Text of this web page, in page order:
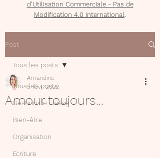
d'Utilisation Commerciale - Pas de
Modification 4.0 International.
Post
Tous les posts
Gestion de classe
Bien-être
Organisation
Ecriture
Tous les posts
Amour toujours...
Amandine
5 févr. 2022